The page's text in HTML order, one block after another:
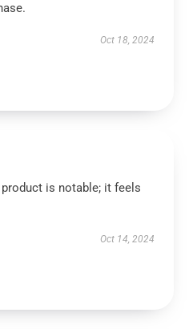
Oct 18, 2024
is notable; it feels
Oct 14, 2024